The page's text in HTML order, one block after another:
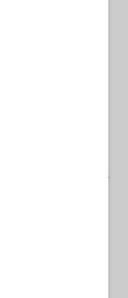
dei programmi di
della sua
campagna di
ora
cessate il
un mese fa.
deciso, un grave
a fornire al
campo di